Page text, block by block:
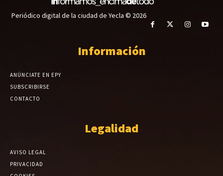
Periódico digital de la ciudad de Yecla © 2026
Información
ANÚNCIATE EN EPY
SUBSCRIBIRSE
CONTACTO
Legalidad
AVISO LEGAL
PRIVACIDAD